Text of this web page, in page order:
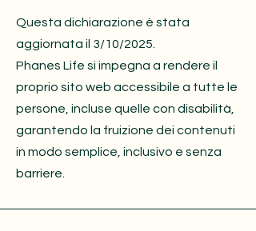
Questa dichiarazione è stata
aggiornata il 3/10/2025.
Phanes Life si impegna a rendere il
proprio sito web accessibile a tutte le
persone, incluse quelle con disabilità,
garantendo la fruizione dei contenuti
in modo semplice, inclusivo e senza
barriere.